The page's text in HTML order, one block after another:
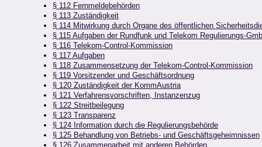
§ 112 Fernmeldebehörden
§ 113 Zuständigkeit
§ 114 Mitwirkung durch Organe des öffentlichen
§ 115 Aufgaben der Rundfunk und Telekom Regulierungs-
§ 116 Telekom-Control-Kommission
§ 117 Aufgaben
§ 118 Zusammensetzung der Telekom-Control-Kommission
§ 119 Vorsitzender und Geschäftsordnung
§ 120 Zuständigkeit der KommAustria
§ 121 Verfahrensvorschriften, Instanzenzug
§ 122 Streitbeilegung
§ 123 Transparenz
§ 124 Information durch die Regulierungsbehörde
§ 125 Behandlung von Betriebs- und Geschäftsgeheimnissen
§ 126 Zusammenarbeit mit anderen Behörden